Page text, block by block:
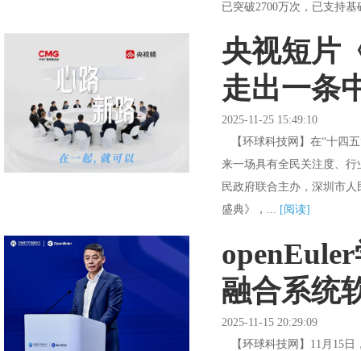
已突破2700万次，已支持
央视短片
走出一条
2025-11-25 15:49:10
【环球科技网】在“十四
来一场具有全民关注度、
民政府联合主办，深圳市
盛典》，... [阅读]
融合系统
2025-11-15 20:29:09
【环球科技网】11月15日